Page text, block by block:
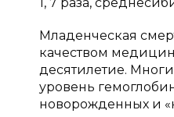
Младенческая
качеством
десятилетие.
уровень
новорожденных и